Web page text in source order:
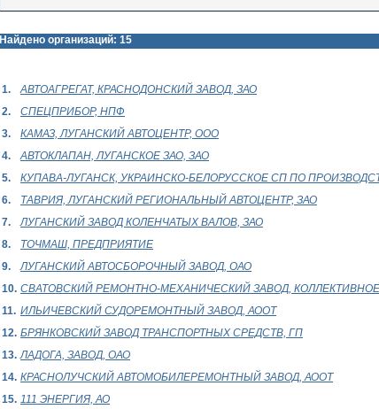
Найдено организаций: 15
1. АВТОАГРЕГАТ, КРАСНОДОНСКИЙ ЗАВОД, ЗАО
2.
СПЕЦПРИБОР, НПФ
3.
КАМАЗ, ЛУГАНСКИЙ АВТОЦЕНТР, ООО
4.
АВТОКЛАПАН, ЛУГАНСКОЕ ЗАО, ЗАО
5.
КУПАВА-ЛУГАНСК, УКРАИНСКО-БЕЛОРУССКОЕ СП ПО
6.
ТАВРИЯ, ЛУГАНСКИЙ РЕГИОНАЛЬНЫЙ АВТОЦЕНТР, ЗАО
7.
ЛУГАНСКИЙ ЗАВОД КОЛЕНЧАТЫХ ВАЛОВ, ЗАО
8.
ТОЧМАШ, ПРЕДПРИЯТИЕ
9.
ЛУГАНСКИЙ АВТОСБОРОЧНЫЙ ЗАВОД, ОАО
10. СВАТОВСКИЙ РЕМОНТНО-МЕХАНИЧЕСКИЙ ЗАВОД,
11. ИЛЬИЧЕВСКИЙ СУДОРЕМОНТНЫЙ ЗАВОД, АООТ
12. БРЯНКОВСКИЙ ЗАВОД ТРАНСПОРТНЫХ СРЕДСТВ, ГП
13. ЛАДОГА, ЗАВОД, ОАО
14. КРАСНОЛУЧСКИЙ АВТОМОБИЛЕРЕМОНТНЫЙ ЗАВОД, АООТ
15. 111 ЭНЕРГИЯ, АО